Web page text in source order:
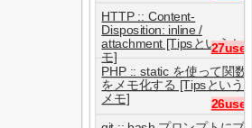
HTTP :: Content-
Disposition: inline /
attachment [Tipsというかメ
モ]
27users
PHP :: static を使って関数
をメモ化する [Tipsというか
メモ]
26users